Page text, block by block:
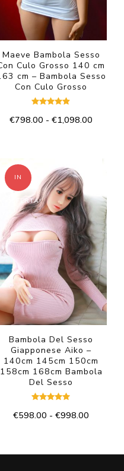
Maeve Bambola Sesso
Culo Grosso 140 cm
cm – Bambola Sesso
Con Culo Grosso
4.75
€798.00 - €1,098.00
ha
più
varianti.
Le
opzioni
possono
essere
scelte
nella
pagina
del
prodotto
IN
OFFERTA!
Bambola Del Sesso
Giapponese Aiko –
140cm 145cm 150cm
158cm 168cm Bambola
Del Sesso
5.00
€598.00 - €998.00
da